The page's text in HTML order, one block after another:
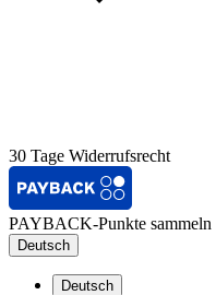
30 Tage Widerrufsrecht
PAYBACK-Punkte sammeln
Deutsch
Deutsch